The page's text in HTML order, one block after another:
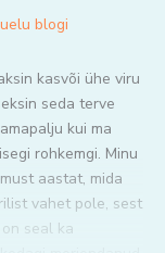
blogi
kasvõi ühe viru
seda terve
kui ma
rohkemgi. Minu
aastat, mida
vahet pole, sest
seal ka